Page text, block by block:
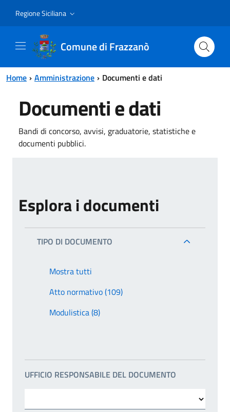
Regione Siciliana
Comune di Frazzanò
Home Amministrazione Documenti e dati
Documenti e dati
Bandi di concorso, avvisi, graduatorie, statistiche e
documenti pubblici.
Esplora i documenti
TIPO DI DOCUMENTO
Mostra tutti
Atto normativo (109)
Modulistica (8)
UFFICIO RESPONSABILE DEL DOCUMENTO